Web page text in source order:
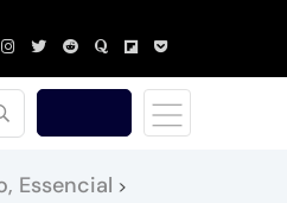
Essencial >